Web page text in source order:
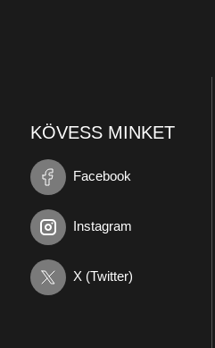
KÖVESS MINKET
Facebook
Instagram
X (Twitter)